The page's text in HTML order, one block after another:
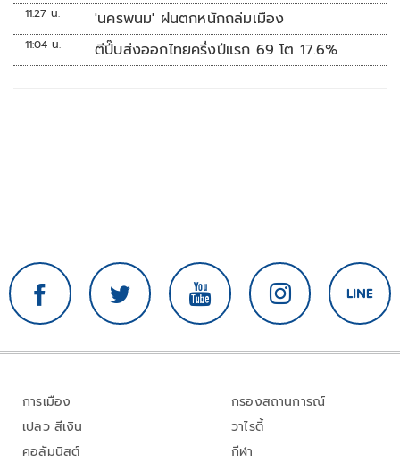
11:27 น. 'นครพนม' ฝนตกหนักถล่มเมือง
11:04 น. ตีปี๊บส่งออกไทยครึ่งปีแรก 69 โต 17.6%
การเมือง
เปลว สีเงิน
คอลัมนิสต์
กรองสถานการณ์
วาไรตี้
กีฬา